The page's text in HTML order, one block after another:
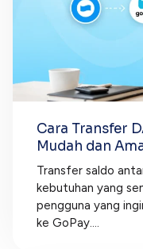
Cara Transfer
Mudah dan
Transfer saldo
kebutuhan yang
pengguna yang
ke GoPay....